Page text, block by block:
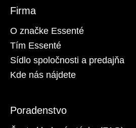
Firma
O značke Essenté
Tím Essenté
Sídlo spoločnosti a predajňa
Kde nás nájdete
Poradenstvo